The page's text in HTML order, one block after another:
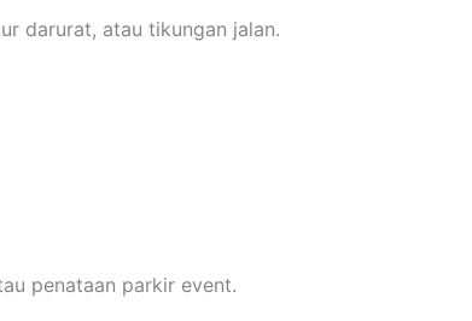
darurat, atau tikungan jalan.
penataan parkir event.